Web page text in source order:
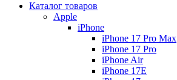
Каталог товаров
Apple
iPhone
iPhone 17 Pro Max
iPhone 17 Pro
iPhone Air
iPhone 17E